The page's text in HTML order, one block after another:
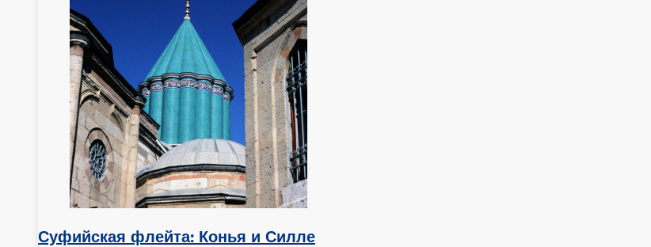
Суфийская флейта: Конья и Силле